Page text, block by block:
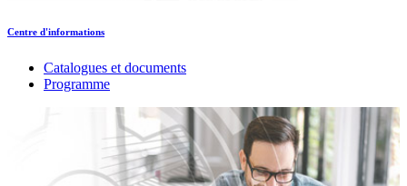
Centre d'informations
Catalogues et documents
Programme